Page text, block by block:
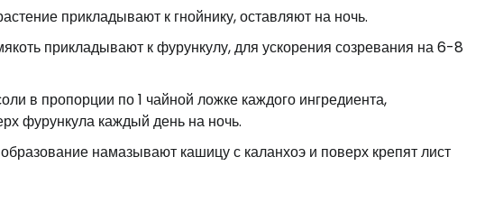
прикладывают к гнойнику, оставляют на ночь.
прикладывают к фурункулу, для ускорения созревания на 6-8
в пропорции по 1 чайной ложке каждого ингредиента,
фурункула каждый день на ночь.
намазывают кашицу с каланхоэ и поверх крепят лист